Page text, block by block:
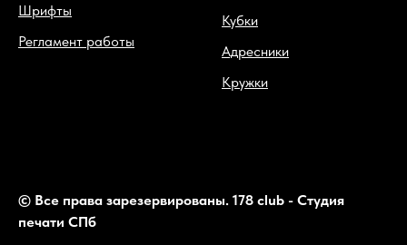
Шрифты
Регламент работы
Кубки
Адресники
Кружки
© Все права зарезервированы. 178 club - Студия
печати СПб